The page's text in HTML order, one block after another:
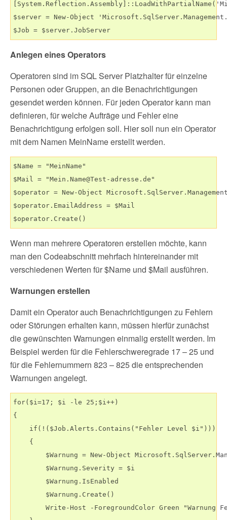
$server = New-Object
Anlegen eines Operators
Operatoren sind im SQL Server Platzhalter für einzelne
Personen oder Gruppen, an die Benachrichtigungen
gesendet werden können. Für jeden Operator kann man
definieren, für welche Aufträge und Fehler eine
Benachrichtigung erfolgen soll. Hier soll nun ein Operator
mit dem Namen MeinName erstellt werden.
$Name = "MeinName"
$Mail = "Mein.Name@Test-adresse.de"
$operator = New-Object
$operator.EmailAddress = $Mail
Wenn man mehrere Operatoren erstellen möchte, kann
man den Codeabschnitt mehrfach hintereinander mit
verschiedenen Werten für $Name und $Mail ausführen.
Warnungen erstellen
Damit ein Operator auch Benachrichtigungen zu Fehlern
oder Störungen erhalten kann, müssen hierfür zunächst
die gewünschten Warnungen einmalig erstellt werden. Im
Beispiel werden für die Fehlerschweregrade 17 – 25 und
für die Fehlernummern 823 – 825 die entsprechenden
Warnungen angelegt.
for($i=17; $i -le 25;$i++)
{
    if(!($Job.Alerts.Contains("Fehler Level $i")))
    {
$Warnung = New-Object
        $Warnung.Severity = $i
        $Warnung.IsEnabled
        $Warnung.Create()
Write-Host -ForegroundColor Green "Warnung